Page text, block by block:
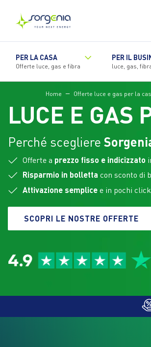
contenuto
principale
PER LA CASA
Offerte luce, gas e fibra
PER IL
luce, gas,
Home Offerte luce e gas per la
LUCE E GAS
Perché scegliere
Offerte a prezzo fisso e indicizzato
Risparmio in bolletta con sconto di
Attivazione semplicee in pochi click
SCOPRI LE NOSTRE OFFERTE